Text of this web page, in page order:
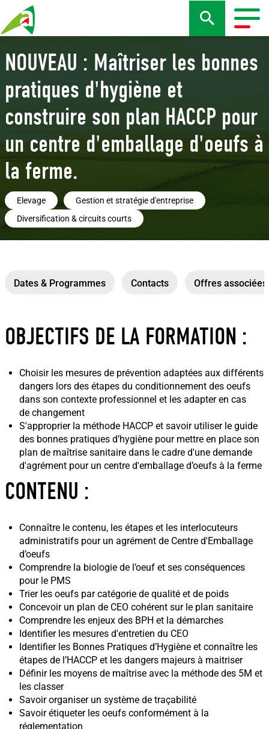
au
contenu
NOUVEAU : Maîtriser les bonnes
pratiques d'hygiène et
construire son plan HACCP pour
un centre d'emballage d'oeufs à
la ferme.
Elevage
Gestion et stratégie d'entreprise
Diversification & circuits courts
Dates & Programmes Contacts Offres associées
OBJECTIFS DE LA FORMATION :
Choisir les mesures de prévention adaptées aux différents
dangers lors des étapes du conditionnement des oeufs
dans son contexte professionnel et les adapter en cas
de changement
S'approprier la méthode HACCP et savoir utiliser le guide
des bonnes pratiques d’hygiène pour mettre en place son
plan de maîtrise sanitaire dans le cadre d'une demande
d'agrément pour un centre d'emballage d’oeufs à la ferme
CONTENU :
Connaître le contenu, les étapes et les interlocuteurs
administratifs pour un agrément de Centre d'Emballage
d’oeufs
Comprendre la biologie de l’oeuf et ses conséquences
pour le PMS
Trier les oeufs par catégorie de qualité et de poids
Concevoir un plan de CEO cohérent sur le plan sanitaire
Comprendre les enjeux des BPH et la démarches
Identifier les mesures d'entretien du CEO
Identifier les Bonnes Pratiques d’Hygiène et connaître les
étapes de l’HACCP et les dangers majeurs à maitriser
Définir les moyens de maîtrise avec la méthode des 5M et
les classer
Savoir organiser un système de traçabilité
Savoir étiqueter les oeufs conformément à la
réglementation